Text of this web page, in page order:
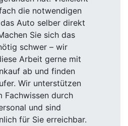
die notwendigen
Auto selber direkt
Sie sich das
schwer – wir
Arbeit gerne mit
ab und finden
Wir unterstützen
Fachwissen durch
und sind
für Sie erreichbar.